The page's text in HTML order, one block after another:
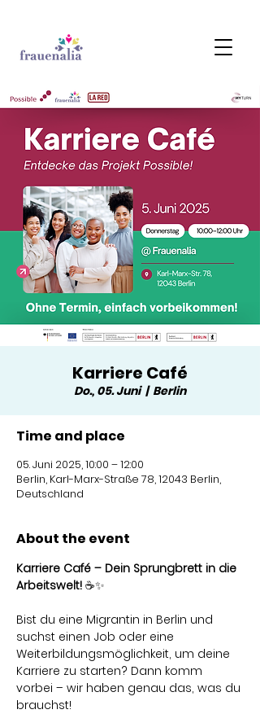
Karriere Café
Do., 05. Juni
  |
Berlin
Time and place
05. Juni 2025, 10:00 – 12:00
Berlin, Karl-Marx-Straße 78, 12043 Berlin,
Deutschland
About the event
Karriere Café – Dein Sprungbrett in die
Arbeitswelt! ☕✨
Bist du eine Migrantin in Berlin und
suchst einen Job oder eine
Weiterbildungsmöglichkeit, um deine
Karriere zu starten? Dann komm
vorbei – wir haben genau das, was du
brauchst!